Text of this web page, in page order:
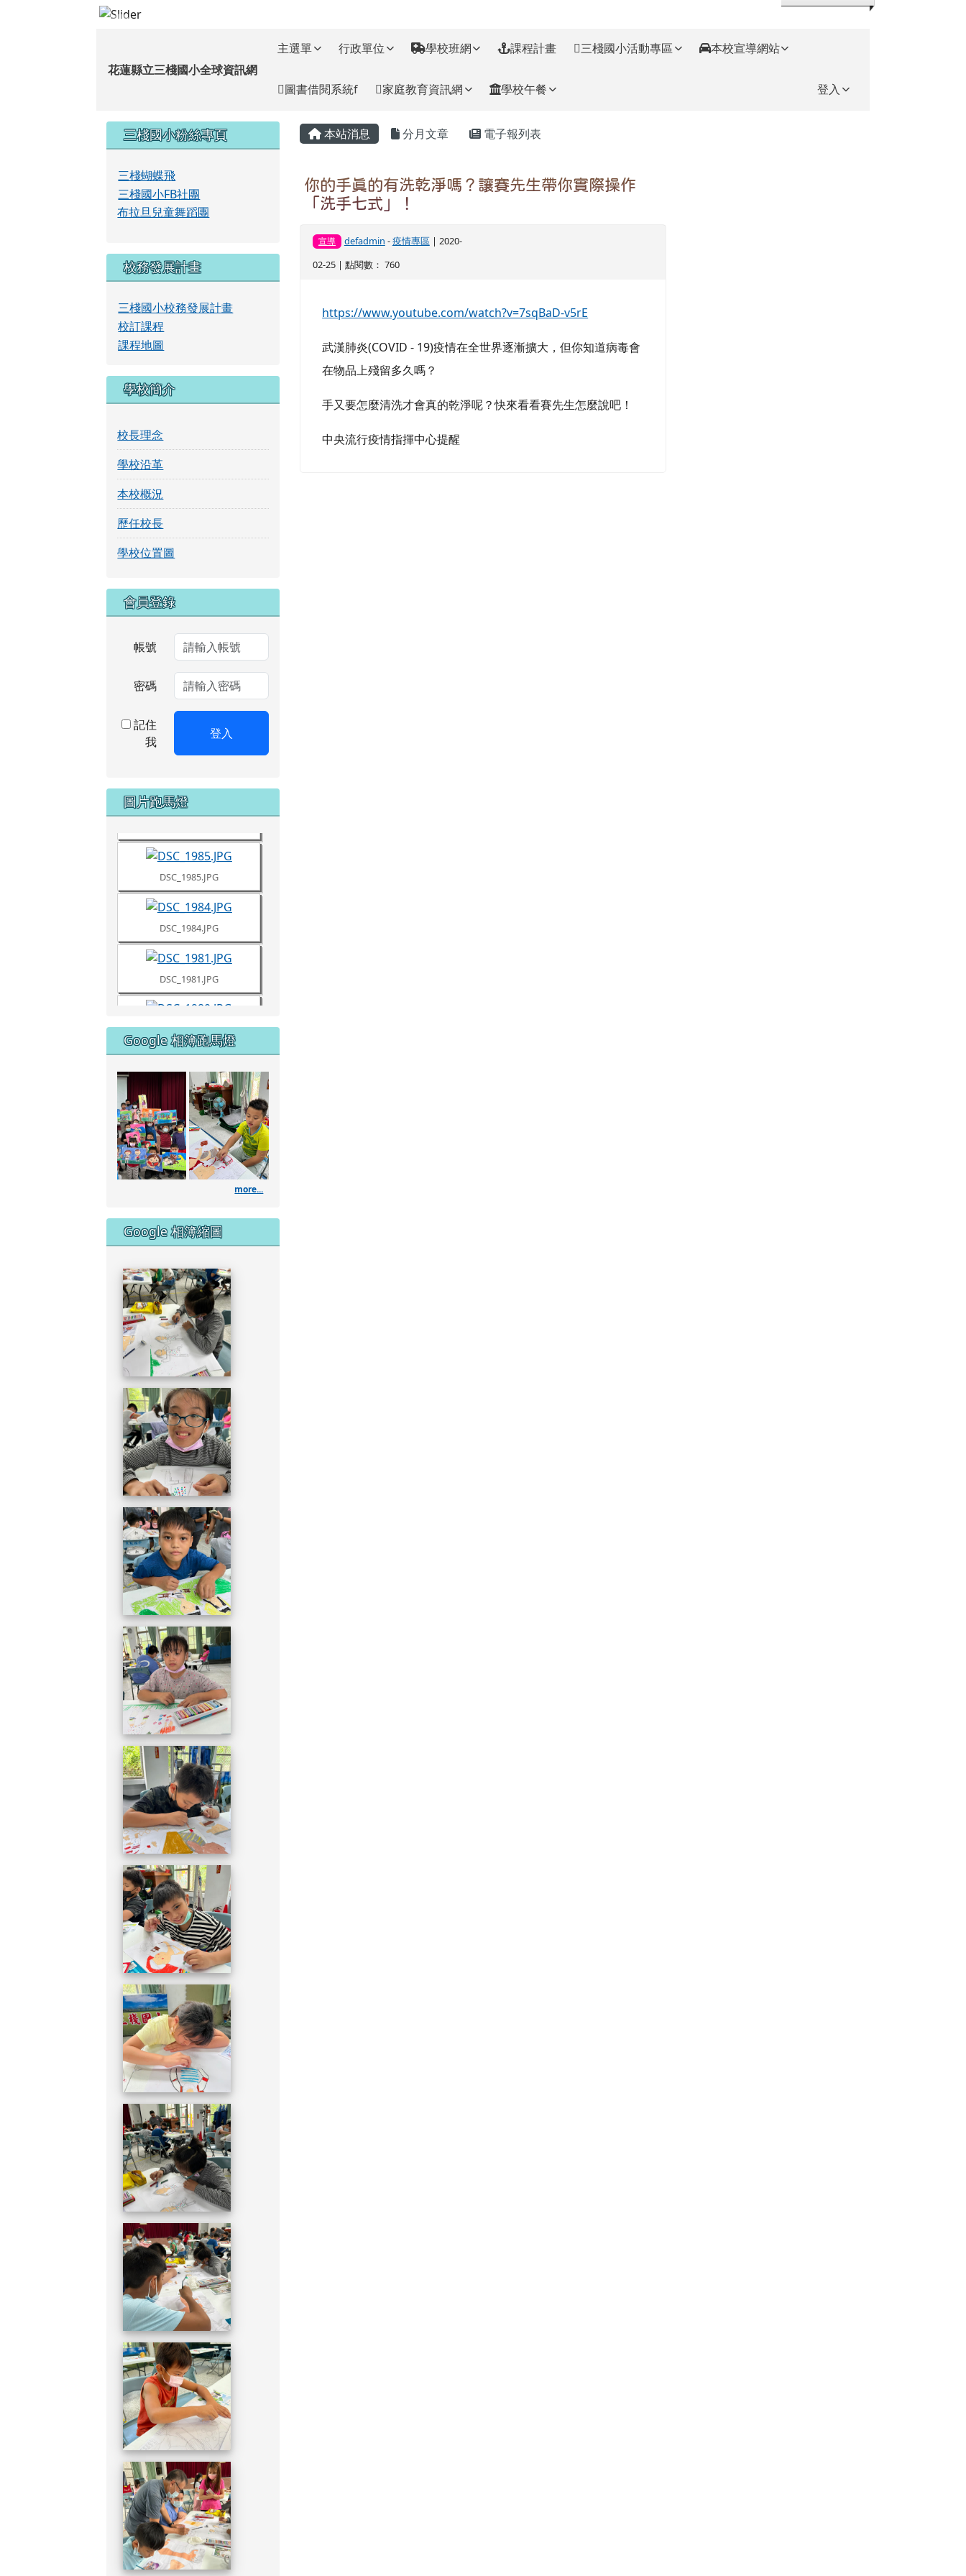
花蓮縣立三棧國小全球資訊網
花蓮縣立三棧國小全球資訊網
主選單 行政單位 學校班網 課程計畫 三棧國小活動專區 本校宣導網站
圖書借閱系統f 家庭教育資訊網 學校午餐 登入
左邊區域內容
三棧國小粉絲專頁
三棧蝴蝶飛
三棧國小FB社團
布拉旦兒童舞蹈團
校務發展計畫
三棧國小校務發展計畫
校訂課程
課程地圖
學校簡介
校長理念
學校沿革
本校概況
歷任校長
學校位置圖
右邊區域內容
會員登錄
帳號
密碼
記住
我
登入
圖片跑馬燈
DSC_1987.JPG
DSC_1986.JPG
DSC_1985.JPG
DSC_1984.JPG
DSC_1981.JPG
DSC_1980.JPG
DSC_1960.JPG
DSC_1957.JPG
DSC_1949.JPG
Google 相簿跑馬燈
more...
Google 相簿縮圖
主內容區域
本站消息 分月文章 電子報列表
你的手真的有洗乾淨嗎？讓賽先生帶你實際操作
「洗手七式」！
宣導 defadmin -疫情專區| 2020-
02-25 | 點閱數： 760
https://www.youtube.com/watch?v=7sqBaD-v5rE
武漢肺炎(COVID - 19)疫情在全世界逐漸擴大，但你知道病毒會
在物品上殘留多久嗎？
手又要怎麼清洗才會真的乾淨呢？快來看看賽先生怎麼說吧！
中央流行疫情指揮中心提醒